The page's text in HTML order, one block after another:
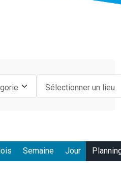
Semaine Jour